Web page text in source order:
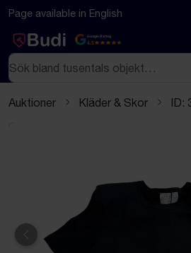
Hoppa till innehåll
Textbaserad (markdown) version av
Page available in English
Google Rating
4.5
Sök
Auktioner Kläder & Skor ID:
Föregående